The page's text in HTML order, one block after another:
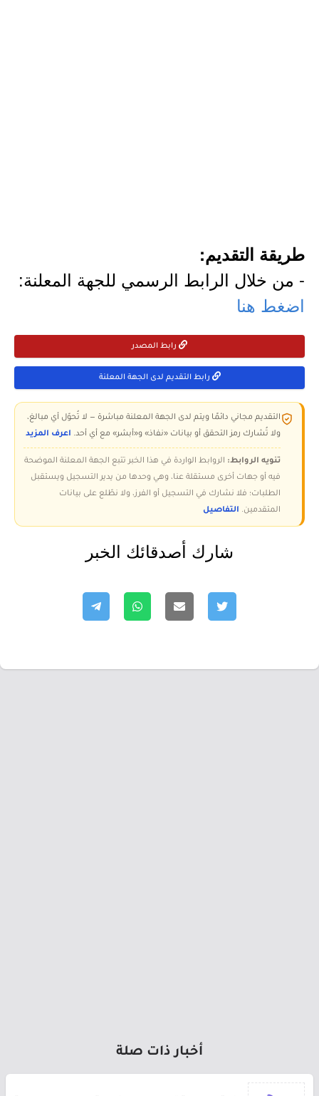
طريقة التقديم:
- من خلال الرابط الرسمي للجهة المعلنة:
اضغط هنا
رابط المصدر
رابط التقديم لدى الجهة المعلنة
التقديم مجاني دائمًا ويتم لدى الجهة المعلنة مباشرة — لا تُحوّل أي مبالغ،
ولا تُشارك رمز التحقق أو بيانات «نفاذ» و«أبشر» مع أي أحد. اعرف المزيد
تنويه الروابط: الروابط الواردة في هذا الخبر تتبع الجهة المعلنة الموضحة
فيه أو جهات أخرى مستقلة عنا، وهي وحدها من يدير التسجيل ويستقبل
الطلبات؛ فلا نشارك في التسجيل أو الفرز، ولا نطّلع على بيانات
المتقدمين. التفاصيل
شارك أصدقائك الخبر
أخبار ذات صلة